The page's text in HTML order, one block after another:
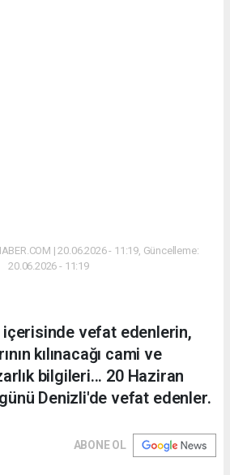
| 20.06.2026 - 11:19, Güncelleme:
20.06.2026 - 11:19
içerisinde vefat edenlerin,
kılınacağı cami ve
bilgileri... 20 Haziran
Denizli'de vefat edenler.
ABONE OL